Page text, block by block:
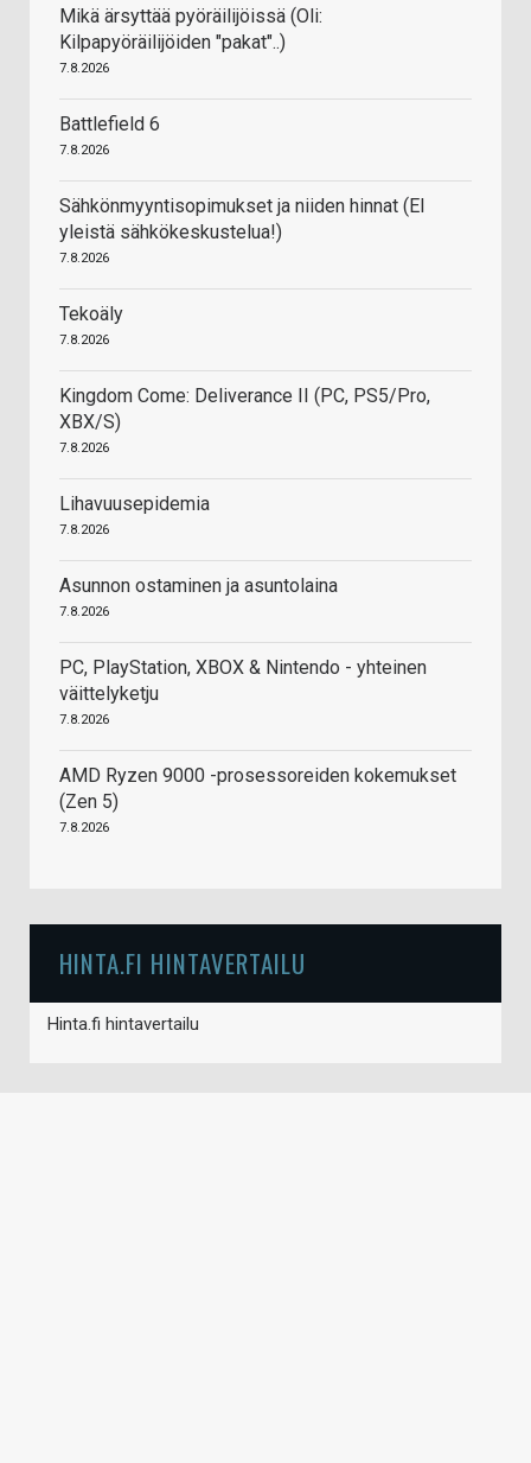
Mikä ärsyttää pyöräilijöissä (Oli:
Kilpapyöräilijöiden "pakat"..)
7.8.2026
Battlefield 6
7.8.2026
Sähkönmyyntisopimukset ja niiden hinnat (EI
yleistä sähkökeskustelua!)
7.8.2026
Tekoäly
7.8.2026
Kingdom Come: Deliverance II (PC, PS5/Pro,
XBX/S)
7.8.2026
Lihavuusepidemia
7.8.2026
Asunnon ostaminen ja asuntolaina
7.8.2026
PC, PlayStation, XBOX & Nintendo - yhteinen
väittelyketju
7.8.2026
AMD Ryzen 9000 -prosessoreiden kokemukset
(Zen 5)
7.8.2026
HINTA.FI HINTAVERTAILU
Hinta.fi hintavertailu